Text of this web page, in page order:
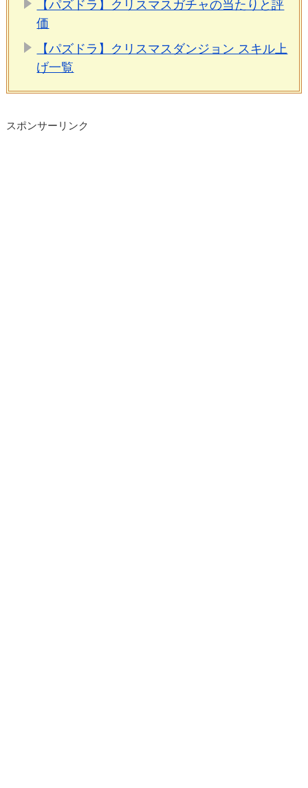
【パズドラ】クリスマスガチャの当たりと評
価
【パズドラ】クリスマスダンジョン スキル上
げ一覧
スポンサーリンク